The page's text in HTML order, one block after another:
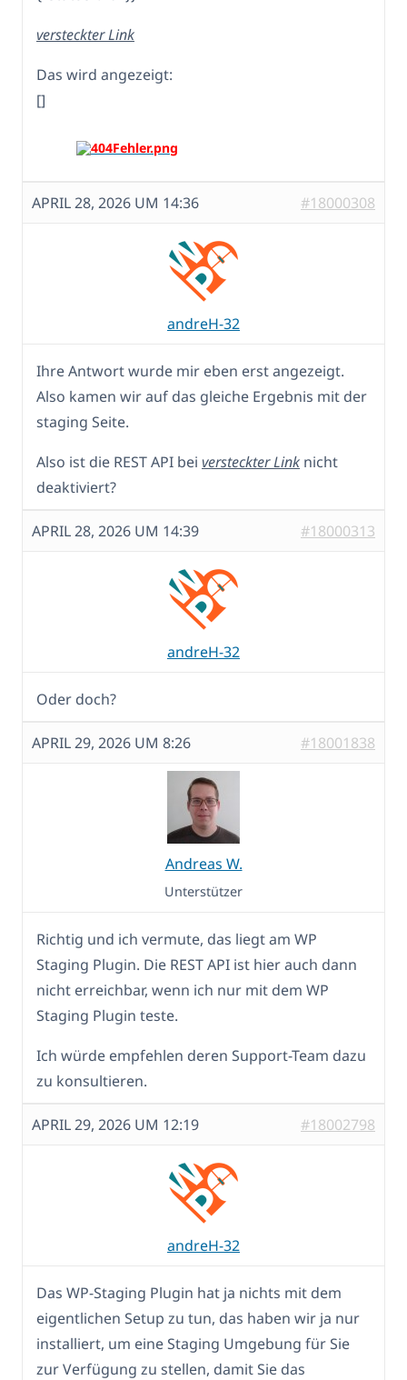
versteckter Link
Das wird angezeigt:
[]
APRIL 28, 2026 UM 14:36 #18000308
andreH-32
Ihre Antwort wurde mir eben erst angezeigt.
Also kamen wir auf das gleiche Ergebnis mit der
staging Seite.
Also ist die REST API bei versteckter Link nicht
deaktiviert?
APRIL 28, 2026 UM 14:39 #18000313
andreH-32
Oder doch?
APRIL 29, 2026 UM 8:26 #18001838
Andreas W.
Unterstützer
Richtig und ich vermute, das liegt am WP
Staging Plugin. Die REST API ist hier auch dann
nicht erreichbar, wenn ich nur mit dem WP
Staging Plugin teste.
Ich würde empfehlen deren Support-Team dazu
zu konsultieren.
APRIL 29, 2026 UM 12:19 #18002798
andreH-32
Das WP-Staging Plugin hat ja nichts mit dem
eigentlichen Setup zu tun, das haben wir ja nur
installiert, um eine Staging Umgebung für Sie
zur Verfügung zu stellen, damit Sie das